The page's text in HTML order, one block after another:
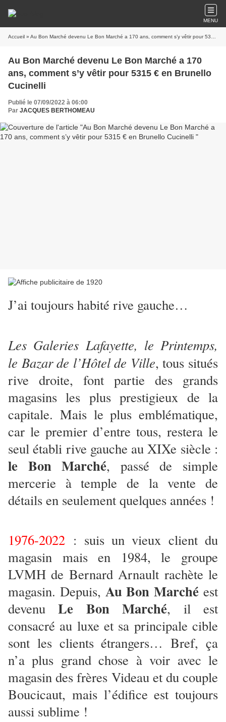
MENU
Accueil » Au Bon Marché devenu Le Bon Marché a 170 ans, comment s’y vêtir pour 5315 € en Brunello Cucinelli
Au Bon Marché devenu Le Bon Marché a 170
ans, comment s’y vêtir pour 5315 € en Brunello
Cucinelli
Publié le 07/09/2022 à 06:00
Par JACQUES BERTHOMEAU
J’ai toujours habité rive gauche…
Les Galeries Lafayette, le Printemps,
le Bazar de l’Hôtel de Ville, tous situés
rive droite, font partie des grands
magasins les plus prestigieux de la
capitale. Mais le plus emblématique,
car le premier d’entre tous, restera le
seul établi rive gauche au XIXe siècle :
le Bon Marché, passé de simple
mercerie à temple de la vente de
détails en seulement quelques années !
1976-2022 : suis un vieux client du
magasin mais en 1984, le groupe
LVMH de Bernard Arnault rachète le
magasin. Depuis, Au Bon Marché est
devenuLe Bon Marché, il est
consacré au luxe et sa principale cible
sont les clients étrangers… Bref, ça
n’a plus grand chose à voir avec le
magasin des frères Videau et du couple
Boucicaut, mais l’édifice est toujours
aussi sublime !